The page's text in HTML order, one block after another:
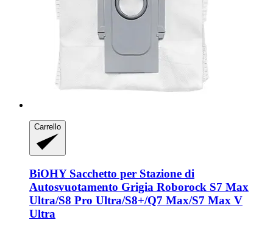
Carrello
BiOHYSacchetto per Stazione di
Autosvuotamento Grigia Roborock S7 Max
Ultra/S8 Pro Ultra/S8+/Q7 Max/S7 Max V
Ultra